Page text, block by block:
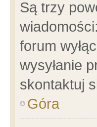
Są trzy
forum
wysyłanie
skontaktuj
Góra